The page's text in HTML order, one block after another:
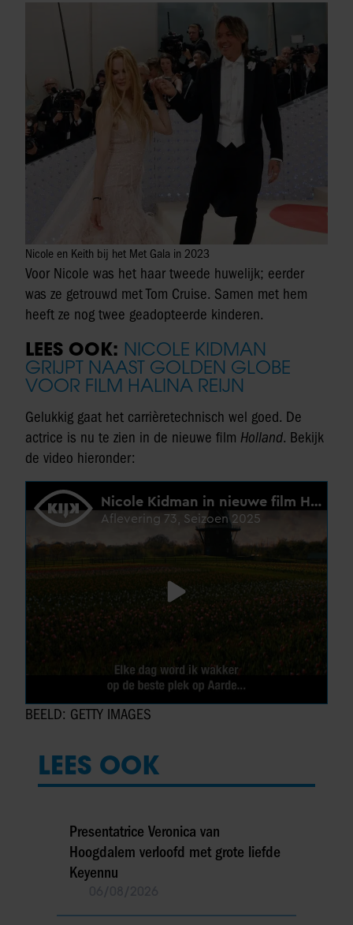
Nicole en Keith bij het Met Gala in 2023
Voor Nicole was het haar tweede huwelijk; eerder
was ze getrouwd met Tom Cruise. Samen met hem
heeft ze nog twee geadopteerde kinderen.
LEES OOK: NICOLE KIDMAN
GRIJPT NAAST GOLDEN GLOBE
VOOR FILM HALINA REIJN
Gelukkig gaat het carrièretechnisch wel goed. De
actrice is nu te zien in de nieuwe film Holland. Bekijk
de video hieronder:
BEELD: GETTY IMAGES
LEES OOK
Presentatrice Veronica van
Hoogdalem verloofd met grote liefde
Keyennu